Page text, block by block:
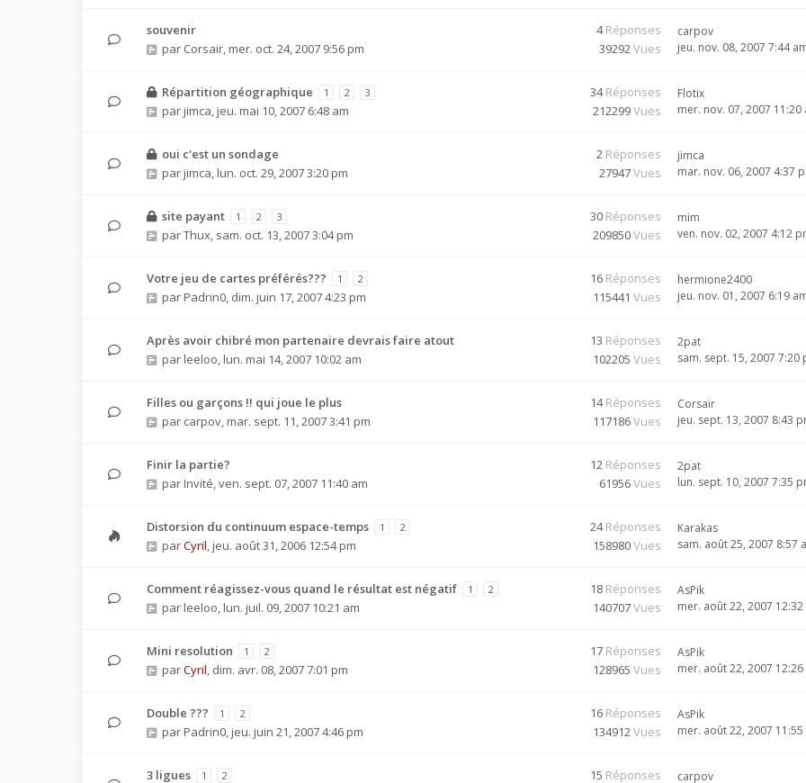
souvenir
par Corsair, mer. oct. 24, 2007 9:56 pm
4Réponses
39292Vues
carpov
jeu. nov. 08, 2007 7:44
Répartition géographique 1 2 3
par jimca, jeu. mai 10, 2007 6:48 am
34Réponses
212299Vues
Flotix
mer. nov. 07, 2007 11:20
oui c'est un sondage
par jimca, lun. oct. 29, 2007 3:20 pm
2 Réponses
27947Vues
jimca
mar. nov. 06, 2007 4:37
site payant 1 2 3
parThux, sam. oct. 13, 2007 3:04 pm
30 Réponses
209850Vues
mim
ven. nov. 02, 2007 4:12
Votre jeu de cartes préférés??? 1 2
par Padrin0, dim. juin 17, 2007 4:23 pm
16 Réponses
115441 Vues
hermione2400
jeu. nov. 01, 2007 6:19
Après avoir chibré mon partenaire devrais faire atout
par leeloo, lun. mai 14, 2007 10:02 am
13 Réponses
102205 Vues
2pat
sam. sept. 15, 2007 7:20
Filles ou garçons !! qui joue le plus
par carpov, mar. sept. 11, 2007 3:41 pm
14Réponses
117186Vues
Corsair
jeu. sept. 13, 2007 8:43
Finir la partie?
par Invité,ven. sept. 07, 2007 11:40 am
12 Réponses
61956Vues
2pat
lun. sept. 10, 2007 7:35
Distorsion du continuum espace-temps 1 2
parCyril, jeu. août 31, 2006 12:54 pm
24Réponses
158980Vues
Karakas
sam. août 25, 2007 8:57
Comment réagissez-vous quand le résultat est négatif 1 2
par leeloo, lun. juil. 09, 2007 10:21 am
18 Réponses
140707Vues
AsPik
mer. août 22, 2007
Mini resolution 1 2
parCyril, dim. avr. 08, 2007 7:01 pm
17 Réponses
128965 Vues
AsPik
mer. août 22, 2007
Double ??? 1 2
par Padrin0, jeu. juin 21, 2007 4:46 pm
16 Réponses
134912Vues
AsPik
mer. août 22, 2007 11:55
3 ligues 1 2 15 Réponses carpov